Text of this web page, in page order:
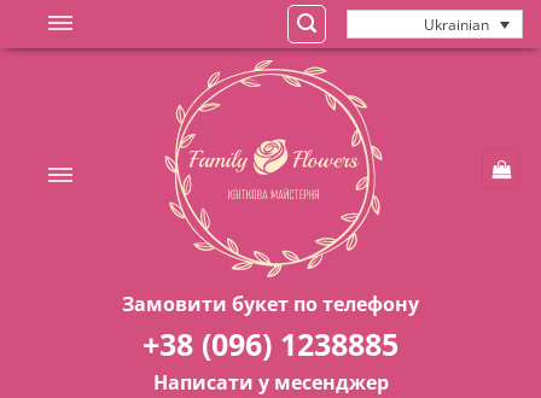
to
Ukrainian
Замовити букет по телефону
+38 (096) 1238885
Написати у месенджер